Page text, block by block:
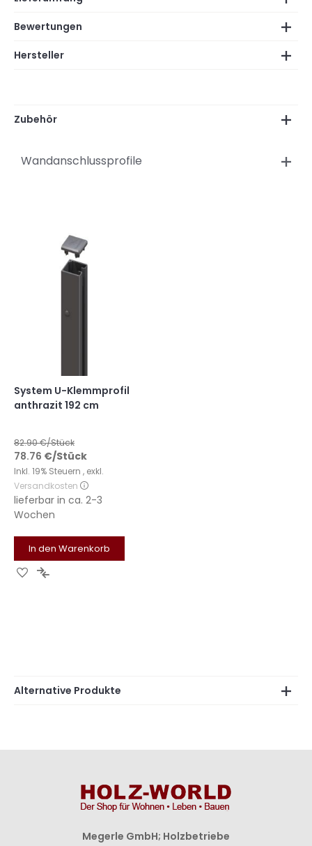
Bewertungen
Hersteller
Zubehör
Wandanschlussprofile
System U-Klemmprofil
anthrazit 192 cm
82.90€/Stück
78.76 €/Stück
Inkl. 19% Steuern , exkl.
Versandkosten
lieferbar in ca. 2-3
Wochen
In den Warenkorb
Zur Zur
Alternative Produkte
Megerle GmbH; Holzbetriebe